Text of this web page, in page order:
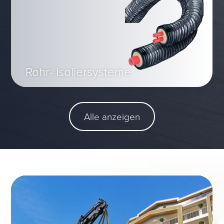
Rohr- Isoliersysteme
Alle anzeigen